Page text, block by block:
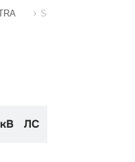
Series 500
кВ ЛС